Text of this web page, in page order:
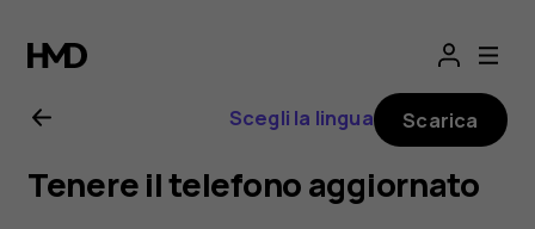
Manuale
d’uso
del
Scegli la lingua Scarica
Tenere il telefono aggiornato